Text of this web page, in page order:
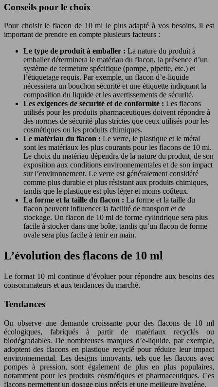
Conseils pour le choix
Pour choisir le flacon de 10 ml le plus adapté à vos besoins, il est
important de prendre en compte plusieurs facteurs :
Le type de produit à emballer : La nature du produit à
emballer déterminera le matériau du flacon, la présence d’un
système de fermeture spécifique (pompe, pipette, etc.) et
l’étiquetage requis. Par exemple, un flacon d’e-liquide
nécessitera un bouchon sécurité et une étiquette indiquant la
composition du liquide et les avertissements de sécurité.
Les exigences de sécurité et de conformité : Les flacons
utilisés pour les produits pharmaceutiques doivent répondre à
des normes de sécurité plus strictes que ceux utilisés pour les
cosmétiques ou les produits chimiques.
Le matériau du flacon : Le verre, le plastique et le métal
sont les matériaux les plus courants pour les flacons de 10 ml.
Le choix du matériau dépendra de la nature du produit, de son
exposition aux conditions environnementales et de son impact
sur l’environnement. Le verre est généralement considéré
comme plus durable et plus résistant aux produits chimiques,
tandis que le plastique est plus léger et moins coûteux.
La forme et la taille du flacon : La forme et la taille du
flacon peuvent influencer la facilité de transport et de
stockage. Un flacon de 10 ml de forme cylindrique sera plus
facile à stocker dans une boîte, tandis qu’un flacon de forme
ovale sera plus facile à tenir en main.
L’évolution des flacons de 10 ml
Le format 10 ml continue d’évoluer pour répondre aux besoins des
consommateurs et aux tendances du marché.
Tendances
On observe une demande croissante pour des flacons de 10 ml
écologiques, fabriqués à partir de matériaux recyclés ou
biodégradables. De nombreuses marques d’e-liquide, par exemple,
adoptent des flacons en plastique recyclé pour réduire leur impact
environnemental. Les designs innovants, tels que les flacons avec
pompes à pression, sont également de plus en plus populaires,
notamment pour les produits cosmétiques et pharmaceutiques. Ces
flacons permettent un dosage plus précis et une meilleure hygiène.